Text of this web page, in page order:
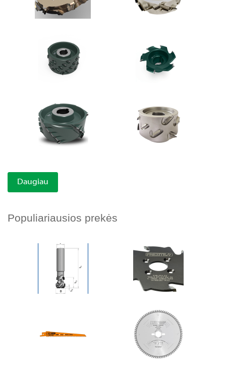
Daugiau
Populiariausios prekės